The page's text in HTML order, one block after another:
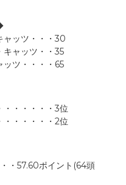
ャッツ・・・30
キャッツ・・35
ッツ・・・・65
・・・・・・3位
・・・・・・2位
・57.60ポイント(64頭